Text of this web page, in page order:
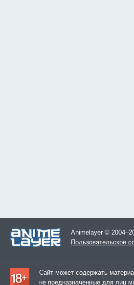
Animelayer ©
Пользовательское
Сайт может содержать
не предназначенные для лиц